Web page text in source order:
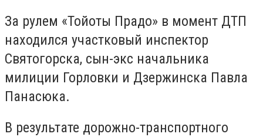
За рулем «Тойоты Прадо» в момент ДТП
находился участковый инспектор
Святогорска, сын-экс начальника
милиции Горловки и Дзержинска Павла
Панасюка.
В результате дорожно-транспортного